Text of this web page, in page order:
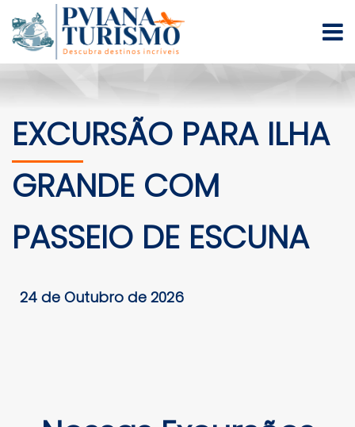
EXCURSÃO PARA ILHA
GRANDE COM
PASSEIO DE ESCUNA
24 de Outubro de 2026